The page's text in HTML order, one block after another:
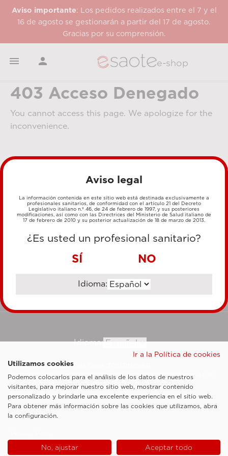
Aviso importante: Los pedidos realizados entre el 7 y el
16 de agosto se gestionarán a partir del 17 de agosto.
Gracias por su comprensión.
  e-shop
403 Acceso Denegado
You cannot access this page. We apologize for the
inconvenience.
MÉTODOS DE PAGO
TRANSFERENCIA BANCARIA
Idioma:
Esaote SpA ©2026 - Vat Code IT05131180969
Sociedad sujeta a la actividad de dirección y coordinación de Shanghai Luzi
Enterprise Management Consultancy Center (Limited Partnership)
Notas legales
Cookie Policy
Aviso legal
La información contenida en este sitio web está destinada exclusivamente a
profesionales sanitarios, de conformidad con el artículo 21 del Decreto
Legislativo italiano n.º 46, de 24 de febrero de 1997, y sus posteriores
modificaciones, así como con las Directrices del Ministerio de Salud italiano de
17 de febrero de 2010 y su posterior actualización de 18 de marzo de 2013.
¿Es usted un profesional sanitario?
SÍ NO
Idioma:
Ir a la Política de cookies
Utilizamos cookies
Podemos colocarlos para el análisis de los datos de nuestros
visitantes, para mejorar nuestro sitio web, mostrar contenido
personalizado y brindarle una excelente experiencia en el sitio web.
Para obtener más información sobre las cookies que utilizamos, abra
la configuración.
No, ajustar Aceptar todo